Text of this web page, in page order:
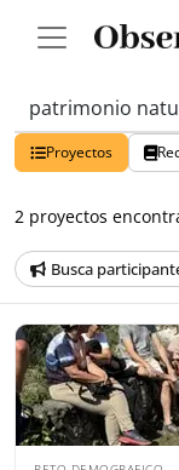
Proyectos
2 proyectos
Busca